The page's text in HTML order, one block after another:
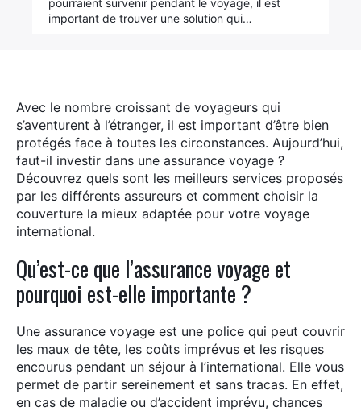
Avec le nombre croissant de voyageurs qui
s’aventurent à l’étranger, il est important d’être bien
protégés face à toutes les circonstances. Aujourd’hui,
faut-il investir dans une assurance voyage ?
Découvrez quels sont les meilleurs services proposés
par les différents assureurs et comment choisir la
couverture la mieux adaptée pour votre voyage
international.
Qu’est-ce que l’assurance voyage et
pourquoi est-elle importante ?
Une assurance voyage est une police qui peut couvrir
les maux de tête, les coûts imprévus et les risques
encourus pendant un séjour à l’international. Elle vous
permet de partir sereinement et sans tracas. En effet,
en cas de maladie ou d’accident imprévu, chances
pourraient survenir pendant le voyage, il est
important de trouver une solution qui…
Rechercher
: